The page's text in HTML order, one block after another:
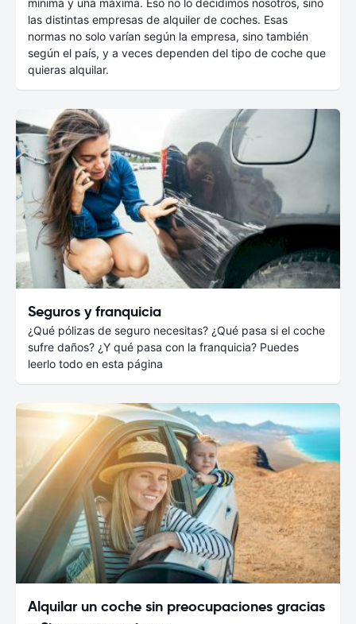
las distintas empresas de alquiler de coches. Esas
normas no solo varían según la empresa, sino también
según el país, y a veces dependen del tipo de coche que
quieras alquilar.
Seguros y franquicia
¿Qué pólizas de seguro necesitas? ¿Qué pasa si el coche
sufre daños? ¿Y qué pasa con la franquicia? Puedes
leerlo todo en esta página
Alquilar un coche sin preocupaciones gracias